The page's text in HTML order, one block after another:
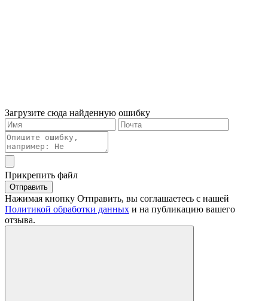
Загрузите сюда найденную ошибку
Прикрепить файл
Отправить
Нажимая кнопку Отправить, вы соглашаетесь с нашей
Политикой обработки данных и на публикацию вашего
отзыва.